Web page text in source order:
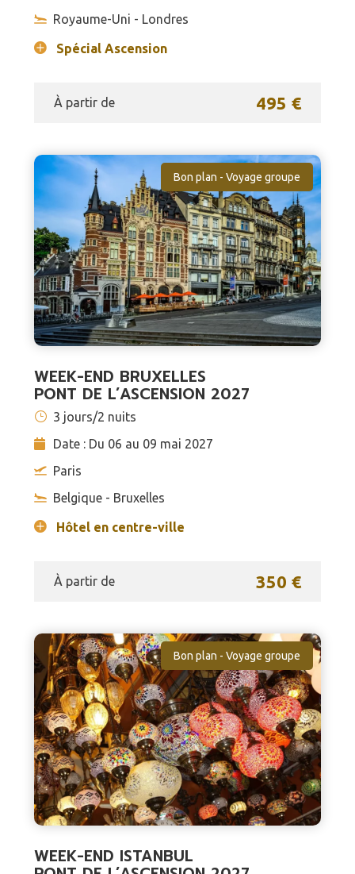
Royaume-Uni - Londres
Spécial Ascension
À partir de 495 €
Bon plan - Voyage groupe
WEEK-END BRUXELLES
PONT DE L’ASCENSION 2027
3 jours/2 nuits
Date : Du 06 au 09 mai 2027
Paris
Belgique - Bruxelles
Hôtel en centre-ville
À partir de 350 €
Bon plan - Voyage groupe
WEEK-END ISTANBUL